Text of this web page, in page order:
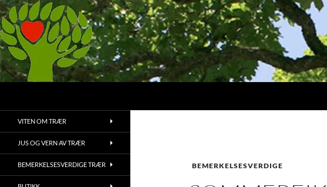
Hopp
til
innhold
BEMERKELSESVERDIGE
trær og vegetasjon
VITEN OM TRÆR
JUS OG VERN AV TRÆR
BEMERKELSESVERDIGE TRÆR